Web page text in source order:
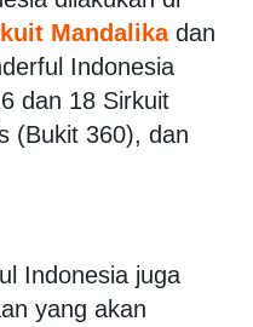
Mandalika dan
Indonesia
dan 18 Sirkuit
(Bukit 360), dan
Indonesia juga
yang akan